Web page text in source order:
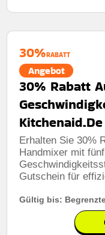
30%RABATT
Angebot
30% Rabatt
Erhalten Sie 30%
Handmixer mit
Gutschein für
Gültig bis: